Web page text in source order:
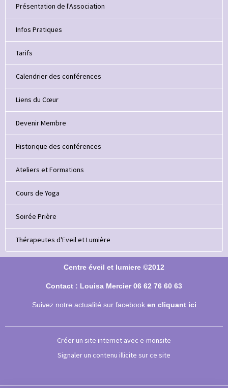
Présentation de l'Association
Infos Pratiques
Tarifs
Calendrier des conférences
Liens du Cœur
Devenir Membre
Historique des conférences
Ateliers et Formations
Cours de Yoga
Soirée Prière
Thérapeutes d'Eveil et Lumière
Centre éveil et lumiere ©2012
Contact : Louisa Mercier 06 62 76 60 63
Suivez notre actualité sur facebook en cliquant ici
Créer un site internet avec e-monsite
Signaler un contenu illicite sur ce site